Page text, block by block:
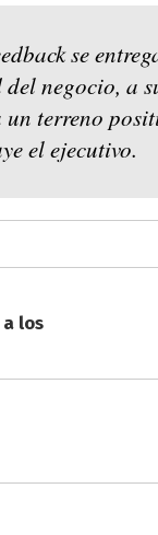
se
negocio, a
un terreno
el ejecutivo.
los